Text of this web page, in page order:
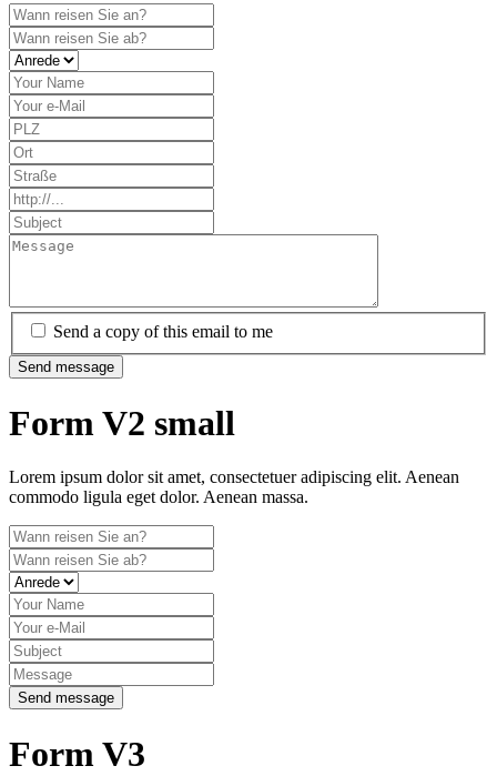
Send a copy of this email to me
Send message
Form V2 small
Lorem ipsum dolor sit amet, consectetuer adipiscing elit. Aenean
commodo ligula eget dolor. Aenean massa.
Send message
Form V3